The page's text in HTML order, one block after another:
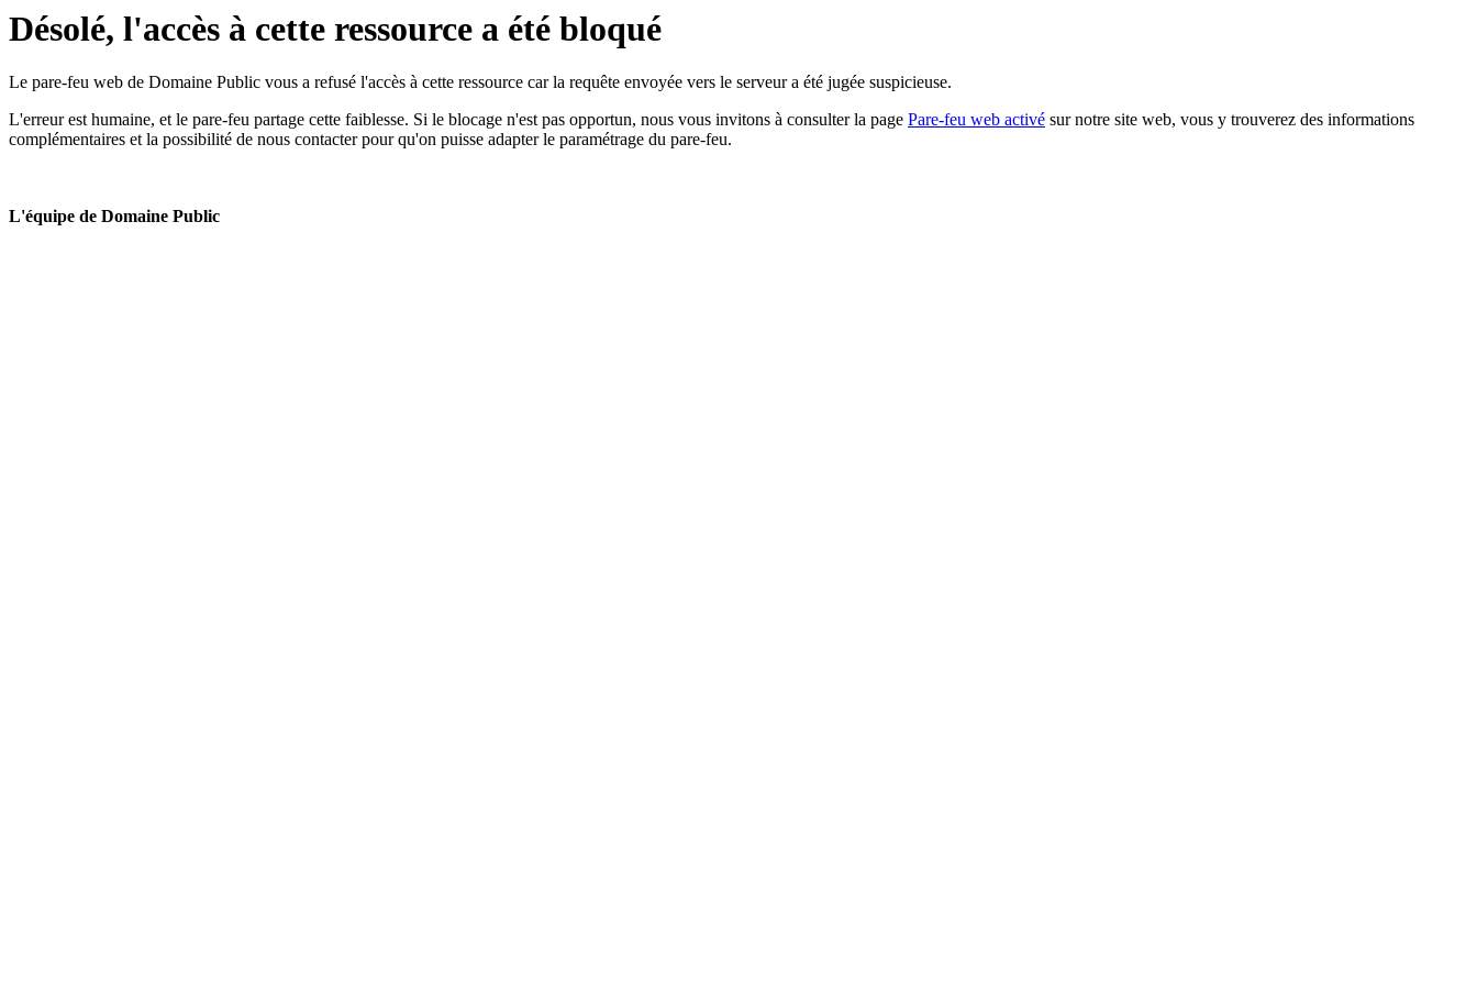
Désolé, l'accès à cette ressource a été bloqué
Le pare-feu web de Domaine Public vous a refusé l'accès à cette ressource car la requête envoyée vers le serveur a été jugée suspicieuse.
L'erreur est humaine, et le pare-feu partage cette faiblesse. Si le blocage n'est pas opportun, nous vous invitons à consulter la page Pare-feu web activé sur notre site web, vous y trouverez des informations
complémentaires et la possibilité de nous contacter pour qu'on puisse adapter le paramétrage du pare-feu.
L'équipe de Domaine Public